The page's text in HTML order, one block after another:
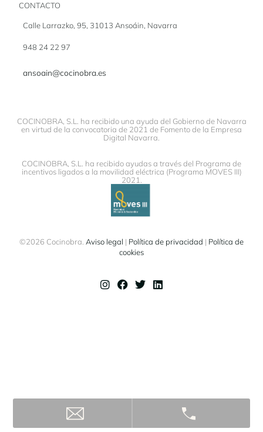
CONTACTO
Calle Larrazko, 95, 31013 Ansoáin, Navarra
948 24 22 97
ansoain@cocinobra.es
COCINOBRA, S.L. ha recibido una ayuda del Gobierno de Navarra
en virtud de la convocatoria de 2021 de Fomento de la Empresa
Digital Navarra.
COCINOBRA, S.L. ha recibido ayudas a través del Programa de
incentivos ligados a la movilidad eléctrica (Programa MOVES III)
2021.
©2026 Cocinobra. Aviso legal | Política de privacidad | Política de
cookies